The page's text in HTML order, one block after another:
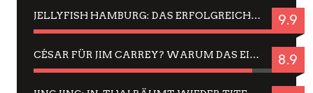
JELLYFISH HAMBURG: DAS ERFOLGREICHE SOMMER-MENÜ 2025 IN GEFÜHLEN UND BILDERN 9.9
CÉSAR FÜR JIM CARREY? WARUM DAS EINER DER NERVIGSTEN ACTORS IST UND BLEIBT 8.9